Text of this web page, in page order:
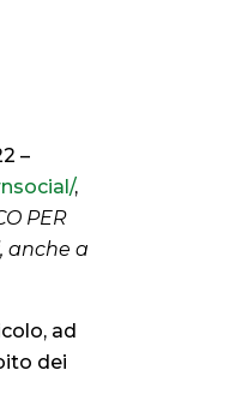
–
,
PER
anche a
ad
dei